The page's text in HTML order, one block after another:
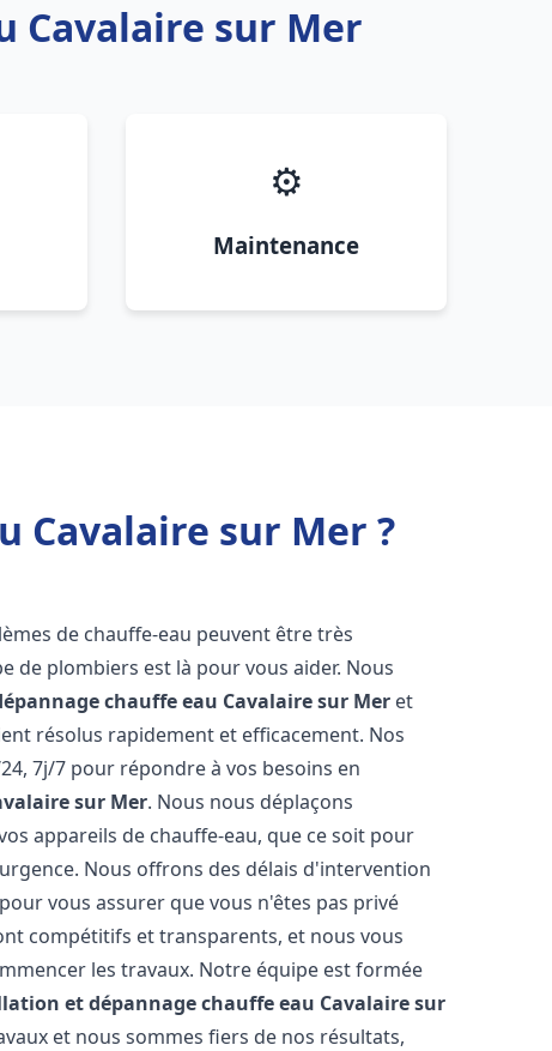
Cavalaire sur Mer
⚙️
Maintenance
Cavalaire sur Mer ?
de chauffe-eau peuvent être très
de plombiers est là pour vous aider. Nous
chauffe eau Cavalaire sur Mer et
résolus rapidement et efficacement. Nos
7j/7 pour répondre à vos besoins en
sur Mer. Nous nous déplaçons
appareils de chauffe-eau, que ce soit pour
Nous offrons des délais d'intervention
vous assurer que vous n'êtes pas privé
compétitifs et transparents, et nous vous
les travaux. Notre équipe est formée
et dépannage chauffe eau Cavalaire sur
et nous sommes fiers de nos résultats,